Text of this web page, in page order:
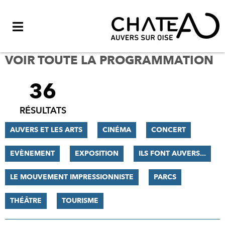
VOIR TOUTE LA PROGRAMMATION
FILTRER
RÉSULTATS
36
RÉSULTATS
AUVERS ET LES ARTS CINÉMA CONCERT
EVÈNEMENT EXPOSITION ILS FONT AUVERS...
LE MOUVEMENT IMPRESSIONNISTE PARCS
THÉÂTRE TOURISME